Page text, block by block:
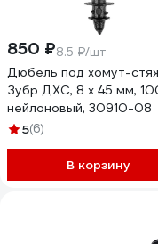
850 ₽8.5 ₽/шт
Дюбель под хомут-
Зубр ДХС, 8 x 45 мм,
нейлоновый, 30910-08
5(6)
В корзину